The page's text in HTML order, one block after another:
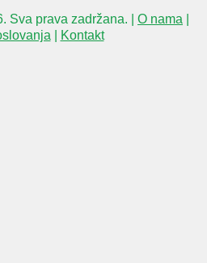
Sva prava zadržana. | O nama
Kontakt